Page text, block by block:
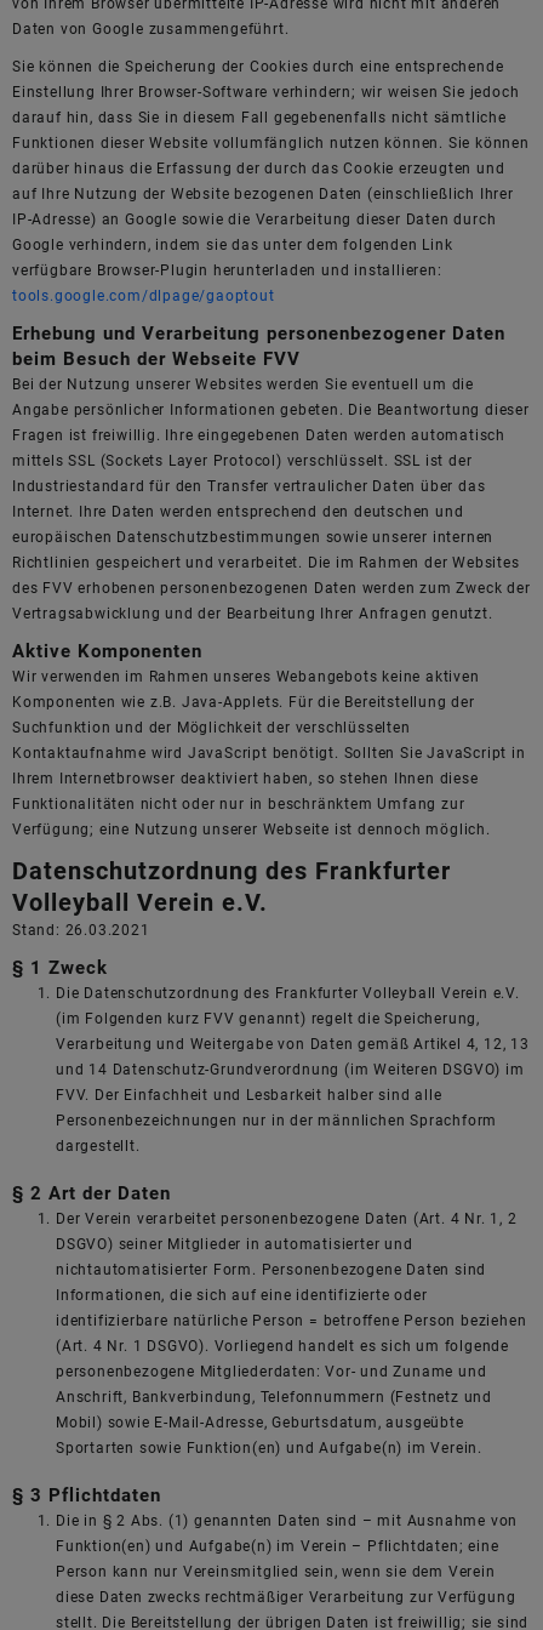
von Ihrem Browser übermittelte IP-Adresse wird nicht mit anderen
Daten von Google zusammengeführt.
Sie können die Speicherung der Cookies durch eine entsprechende
Einstellung Ihrer Browser-Software verhindern; wir weisen Sie jedoch
darauf hin, dass Sie in diesem Fall gegebenenfalls nicht sämtliche
Funktionen dieser Website vollumfänglich nutzen können. Sie können
darüber hinaus die Erfassung der durch das Cookie erzeugten und
auf Ihre Nutzung der Website bezogenen Daten (einschließlich Ihrer
IP-Adresse) an Google sowie die Verarbeitung dieser Daten durch
Google verhindern, indem sie das unter dem folgenden Link
verfügbare Browser-Plugin herunterladen und installieren:
tools.google.com/dlpage/gaoptout
Erhebung und Verarbeitung personenbezogener Daten
beim Besuch der Webseite FVV
Bei der Nutzung unserer Websites werden Sie eventuell um die
Angabe persönlicher Informationen gebeten. Die Beantwortung dieser
Fragen ist freiwillig. Ihre eingegebenen Daten werden automatisch
mittels SSL (Sockets Layer Protocol) verschlüsselt. SSL ist der
Industriestandard für den Transfer vertraulicher Daten über das
Internet. Ihre Daten werden entsprechend den deutschen und
europäischen Datenschutzbestimmungen sowie unserer internen
Richtlinien gespeichert und verarbeitet. Die im Rahmen der Websites
des FVV erhobenen personenbezogenen Daten werden zum Zweck der
Vertragsabwicklung und der Bearbeitung Ihrer Anfragen genutzt.
Aktive Komponenten
Wir verwenden im Rahmen unseres Webangebots keine aktiven
Komponenten wie z.B. Java-Applets. Für die Bereitstellung der
Suchfunktion und der Möglichkeit der verschlüsselten
Kontaktaufnahme wird JavaScript benötigt. Sollten Sie JavaScript in
Ihrem Internetbrowser deaktiviert haben, so stehen Ihnen diese
Funktionalitäten nicht oder nur in beschränktem Umfang zur
Verfügung; eine Nutzung unserer Webseite ist dennoch möglich.
Datenschutzordnung des Frankfurter
Volleyball Verein e.V.
Stand: 26.03.2021
§ 1 Zweck
Die Datenschutzordnung des Frankfurter Volleyball Verein e.V.
(im Folgenden kurz FVV genannt) regelt die Speicherung,
Verarbeitung und Weitergabe von Daten gemäß Artikel 4, 12, 13
und 14 Datenschutz-Grundverordnung (im Weiteren DSGVO) im
FVV. Der Einfachheit und Lesbarkeit halber sind alle
Personenbezeichnungen nur in der männlichen Sprachform
dargestellt.
§ 2 Art der Daten
Der Verein verarbeitet personenbezogene Daten (Art. 4 Nr. 1, 2
DSGVO) seiner Mitglieder in automatisierter und
nichtautomatisierter Form. Personenbezogene Daten sind
Informationen, die sich auf eine identifizierte oder
identifizierbare natürliche Person = betroffene Person beziehen
(Art. 4 Nr. 1 DSGVO). Vorliegend handelt es sich um folgende
personenbezogene Mitgliederdaten: Vor- und Zuname und
Anschrift, Bankverbindung, Telefonnummern (Festnetz und
Mobil) sowie E-Mail-Adresse, Geburtsdatum, ausgeübte
Sportarten sowie Funktion(en) und Aufgabe(n) im Verein.
§ 3 Pflichtdaten
Die in § 2 Abs. (1) genannten Daten sind – mit Ausnahme von
Funktion(en) und Aufgabe(n) im Verein – Pflichtdaten; eine
Person kann nur Vereinsmitglied sein, wenn sie dem Verein
diese Daten zwecks rechtmäßiger Verarbeitung zur Verfügung
stellt. Die Bereitstellung der übrigen Daten ist freiwillig; sie sind